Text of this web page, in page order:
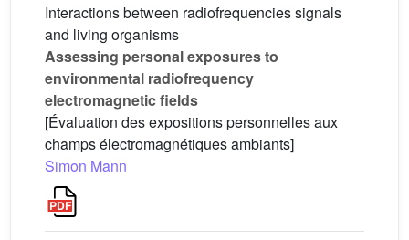
Interactions between radiofrequencies signals
and living organisms
Assessing personal exposures to
environmental radiofrequency
electromagnetic fields
[Évaluation des expositions personnelles aux
champs électromagnétiques ambiants]
Simon Mann